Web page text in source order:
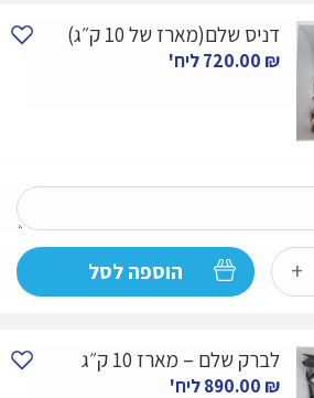
דניס שלם(מארז של 10 ק״ג)
720.00 ₪ ליח'
+ הוספה לסל
לברק שלם – מארז 10 ק״ג
890.00 ₪ ליח'